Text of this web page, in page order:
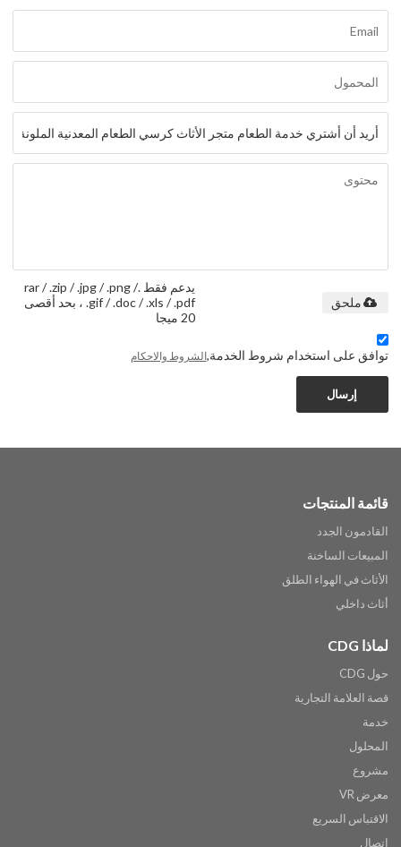
يدعم فقط .rar / .zip / .jpg / .png /
.gif / .doc / .xls / .pdf ، بحد أقصى
20 ميجا
ملحق
توافق على استخدام شروط الخدمة,الشروط والاحكام
إرسال
قائمة المنتجات
القادمون الجدد
المبيعات الساخنة
الأثاث في الهواء الطلق
أثاث داخلي
لماذا CDG
حول CDG
قصة العلامة التجارية
خدمة
المحلول
مشروع
معرض VR
الاقتباس السريع
اتصال